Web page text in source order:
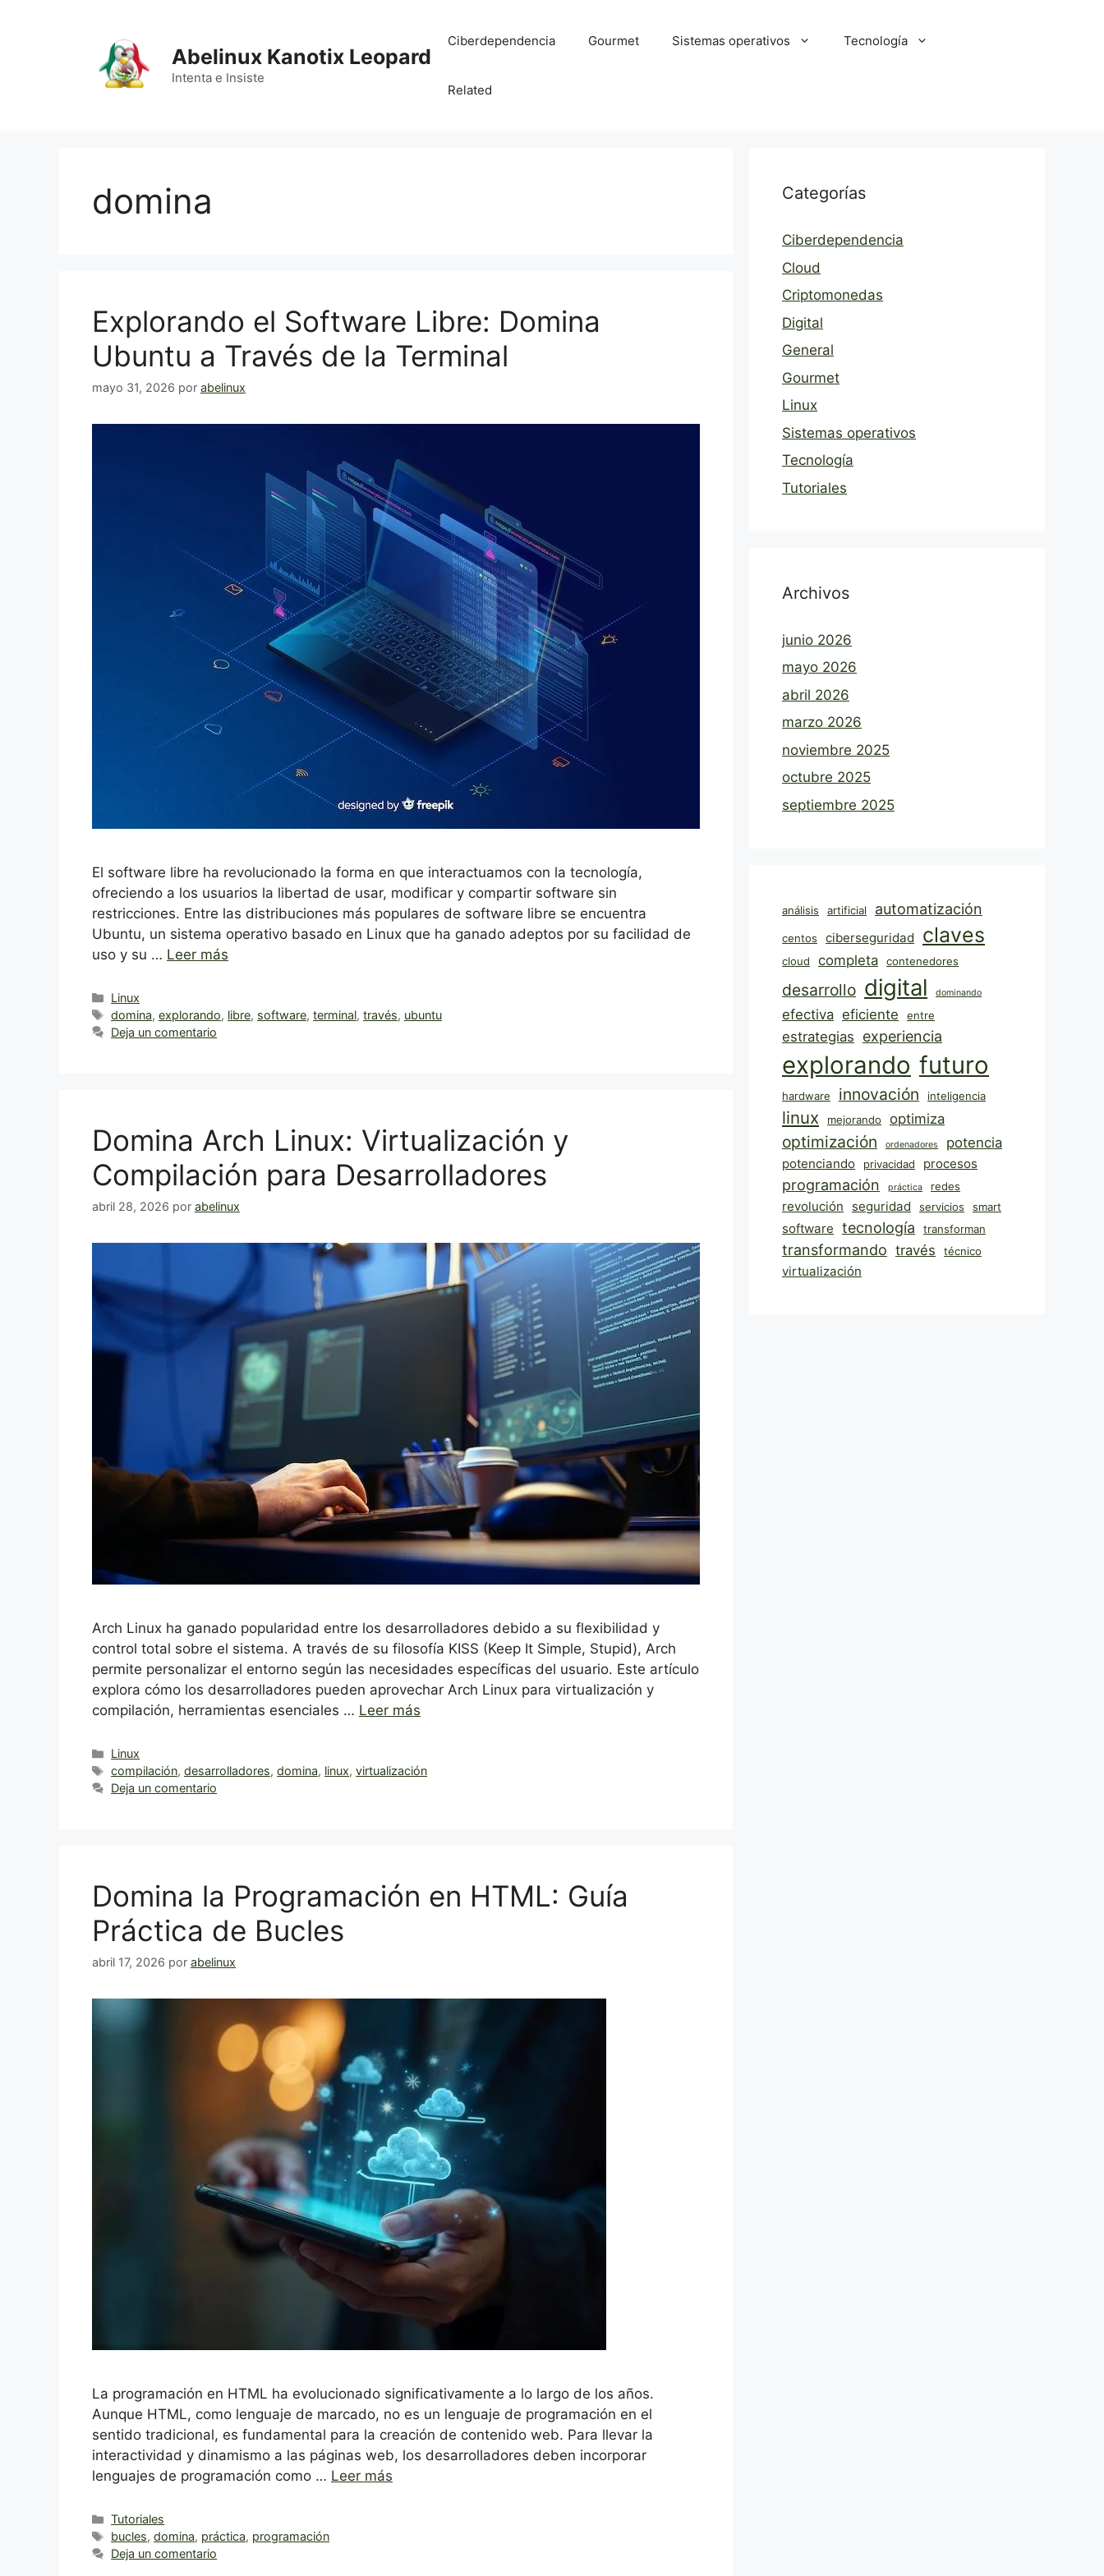
Abelinux Kanotix Leopard
Intenta e Insiste
Ciberdependencia Gourmet Sistemas operativos Tecnología
Related
domina
Explorando el Software Libre: Domina
Ubuntu a Través de la Terminal
mayo 31, 2026 por abelinux
El software libre ha revolucionado la forma en que interactuamos con la tecnología,
ofreciendo a los usuarios la libertad de usar, modificar y compartir software sin
restricciones. Entre las distribuciones más populares de software libre se encuentra
Ubuntu, un sistema operativo basado en Linux que ha ganado adeptos por su facilidad de
uso y su … Leer más
Categorías
Linux
Etiquetas
domina,explorando, libre, software,terminal,través, ubuntu
Deja un comentario
Domina Arch Linux: Virtualización y
Compilación para Desarrolladores
abril 28, 2026 por abelinux
Arch Linux ha ganado popularidad entre los desarrolladores debido a su flexibilidad y
control total sobre el sistema. A través de su filosofía KISS (Keep It Simple, Stupid), Arch
permite personalizar el entorno según las necesidades específicas del usuario. Este artículo
explora cómo los desarrolladores pueden aprovechar Arch Linux para virtualización y
compilación, herramientas esenciales … Leer más
Categorías
Linux
Etiquetas
compilación,desarrolladores,domina, linux,virtualización
Deja un comentario
Domina la Programación en HTML: Guía
Práctica de Bucles
abril 17, 2026 por abelinux
La programación en HTML ha evolucionado significativamente a lo largo de los años.
Aunque HTML, como lenguaje de marcado, no es un lenguaje de programación en el
sentido tradicional, es fundamental para la creación de contenido web. Para llevar la
interactividad y dinamismo a las páginas web, los desarrolladores deben incorporar
lenguajes de programación como … Leer más
Categorías
Tutoriales
Etiquetas
bucles,domina, práctica, programación
Deja un comentario
Categorías
Ciberdependencia
Cloud
Criptomonedas
Digital
General
Gourmet
Linux
Sistemas operativos
Tecnología
Tutoriales
Archivos
junio 2026
mayo 2026
abril 2026
marzo 2026
noviembre 2025
octubre 2025
septiembre 2025
análisis artificial automatización
centos ciberseguridad claves
cloud completa contenedores
desarrollo digital dominando
efectiva eficiente entre
estrategias experiencia
explorando futuro
hardware innovación inteligencia
linux mejorando optimiza
optimización ordenadores potencia
potenciando privacidad procesos
programación práctica redes
revolución seguridad servicios smart
software tecnología transforman
transformando través técnico
virtualización